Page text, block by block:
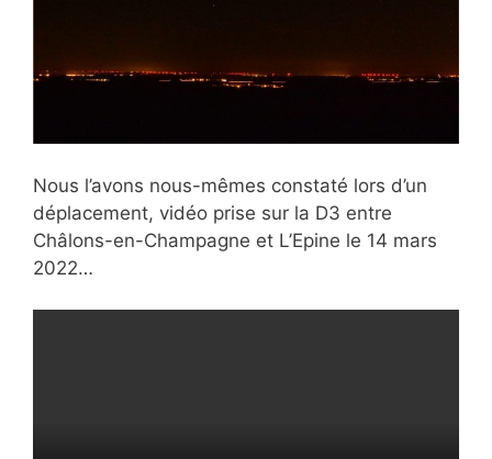
Nous l’avons nous-mêmes constaté lors d’un
déplacement, vidéo prise sur la D3 entre
Châlons-en-Champagne et L’Epine le 14 mars
2022…